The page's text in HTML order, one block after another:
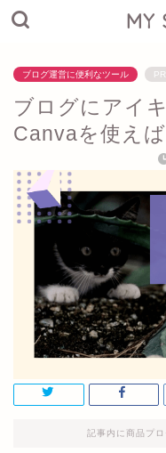
MY
ブログ運営に便利なツール PR
ブログにアイ
Canvaを使え
記事内に商品プ